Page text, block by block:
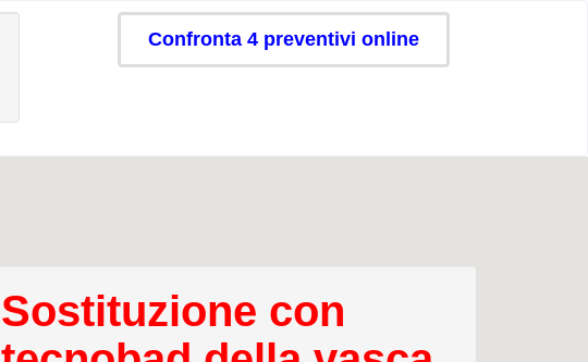
Confronta 4 preventivi online
Sostituzione con